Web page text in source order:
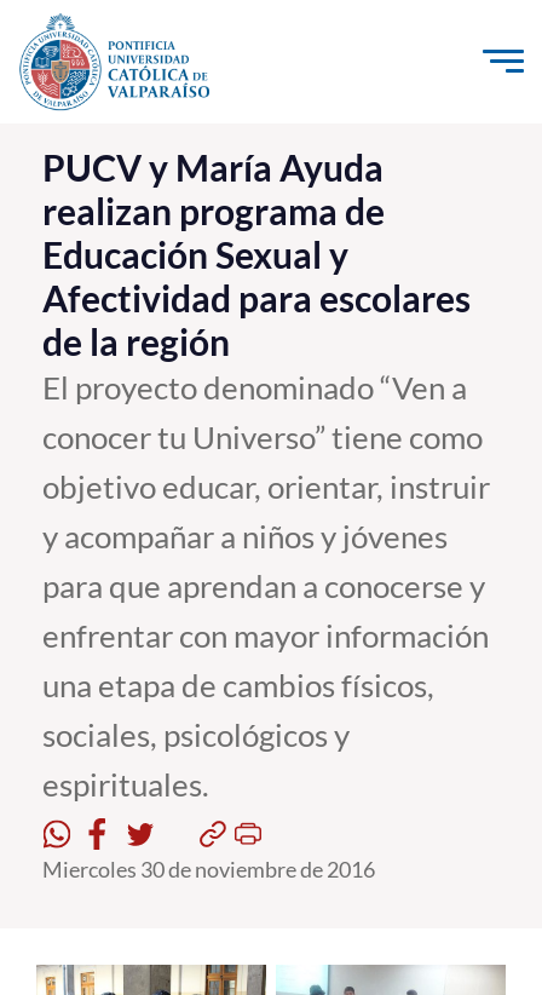
Click acá para ir directamente al contenido
La Universidad
Investigación, Creación e Innovación
PUCV Internacional
Vinculación con el Medio
Admisión
Pregrado
Postgrado
Formación Continua
Estudiantes
Académicos
Funcionarios
Alumni
English
PUCV y María Ayuda
realizan programa de
Educación Sexual y
Afectividad para escolares
de la región
El proyecto denominado “Ven a
conocer tu Universo” tiene como
objetivo educar, orientar, instruir
y acompañar a niños y jóvenes
para que aprendan a conocerse y
enfrentar con mayor información
una etapa de cambios físicos,
sociales, psicológicos y
espirituales.
Miercoles 30 de noviembre de 2016